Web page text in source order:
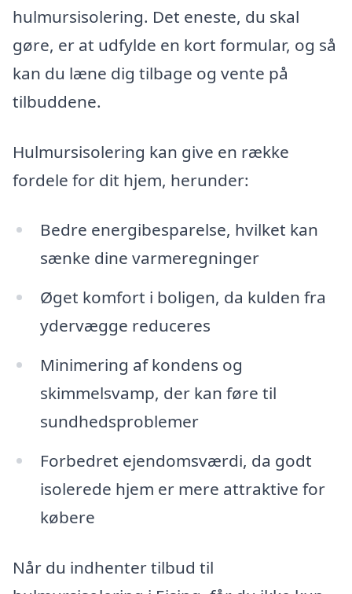
hulmursisolering. Det eneste, du skal
gøre, er at udfylde en kort formular, og så
kan du læne dig tilbage og vente på
tilbuddene.
Hulmursisolering kan give en række
fordele for dit hjem, herunder:
Bedre energibesparelse, hvilket kan
sænke dine varmeregninger
Øget komfort i boligen, da kulden fra
ydervægge reduceres
Minimering af kondens og
skimmelsvamp, der kan føre til
sundhedsproblemer
Forbedret ejendomsværdi, da godt
isolerede hjem er mere attraktive for
købere
Når du indhenter tilbud til